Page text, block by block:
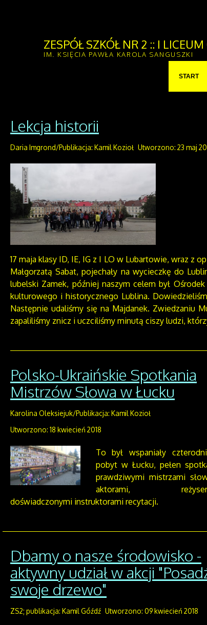
ZESPÓŁ SZKÓŁ NR 2 :: I
IM. KSIĘCIA PAWŁA KAROLA SANGUSZKI
START
Lekcja historii
Daria Imgrond/Publikacja: Kamil Kozioł Utworzono: 23 maj
17 maja klasy ID, IE, IG z I LO w Lubartowie, wraz z
Małgorzatą Sabat, pojechały na wycieczkę do
lubelski Zamek, później naszym celem był
kulturowego i historycznego Lublina.
Następnie udaliśmy się na Majdanek. Zwiedzaniu
zapaliliśmy znicz i uczciliśmy minutą ciszy ludzi,
Polsko-Ukraińskie Spotkania
Mistrzów Słowa w Łucku
Karolina Oleksiejuk/Publikacja: Kamil Kozioł
Utworzono: 18 kwiecień 2018
To był wspaniały
pobyt w Łucku, pełen
prawdziwymi mistrzami
aktorami,
doświadczonymi instruktorami recytacji.
Dbamy o nasze środowisko -
aktywny udział w akcji
swoje drzewo"
ZS2; publikacja: Kamil Góźdź Utworzono: 09 kwiecień 2018